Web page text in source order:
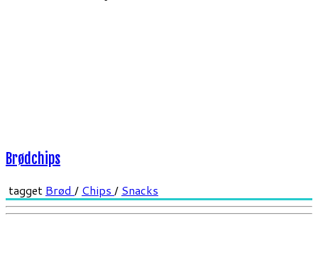
Brødchips
tagget Brød / Chips / Snacks